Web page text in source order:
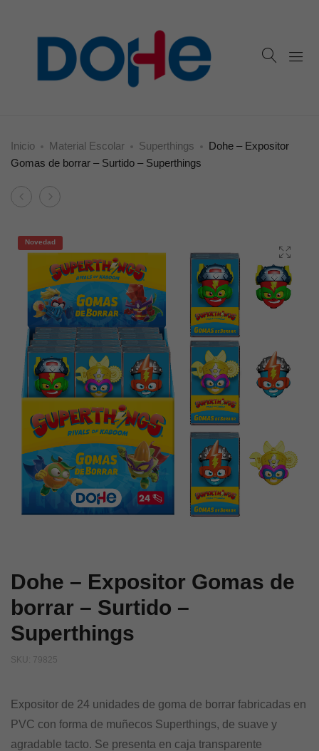
Inicio Material Escolar Superthings
Dohe – Expositor
Gomas de borrar – Surtido – Superthings
Product
Dohe
Expositor
Sacapuntas
Superthings
Dohe
Carpeta
anillas
–
Girl
Power
Novedad
Dohe – Expositor Gomas de
borrar – Surtido –
Superthings
SKU: 79825
Expositor de 24 unidades de goma de borrar fabricadas en
PVC con forma de muñecos Superthings, de suave y
agradable tacto. Se presenta en caja transparente